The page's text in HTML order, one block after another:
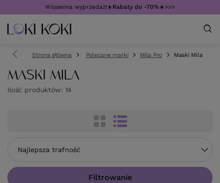
Wiosenna wyprzedaż!☀️Rabaty do -70%☀️>>>
Strona główna Polecane marki Mila Pro Maski Mila
MASKI MILA
Ilość produktów: 14
Zmień sortowanie
Najlepsza trafność
Filtrowanie